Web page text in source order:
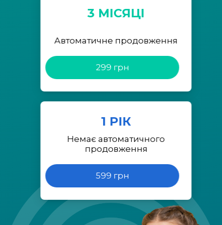
3 МІСЯЦІ
Автоматичне продовження
299 грн
1 РІК
Немає автоматичного
продовження
599 грн